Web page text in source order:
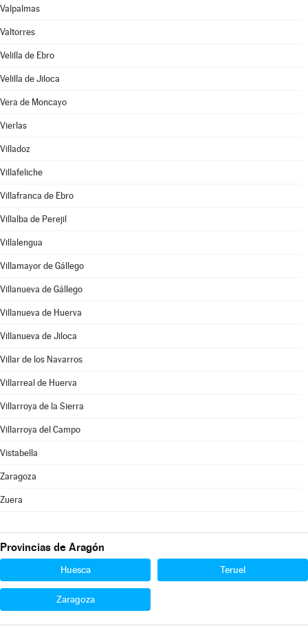
Valpalmas
Valtorres
Velilla de Ebro
Velilla de Jiloca
Vera de Moncayo
Vierlas
Villadoz
Villafeliche
Villafranca de Ebro
Villalba de Perejil
Villalengua
Villamayor de Gállego
Villanueva de Gállego
Villanueva de Huerva
Villanueva de Jiloca
Villar de los Navarros
Villarreal de Huerva
Villarroya de la Sierra
Villarroya del Campo
Vistabella
Zaragoza
Zuera
Provincias de Aragón
Huesca Teruel
Zaragoza